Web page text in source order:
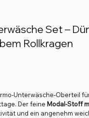
Set –
Rollkragen
Unterwäsche-Oberteil
Der feine Modal-Stoff
und ein angenehm